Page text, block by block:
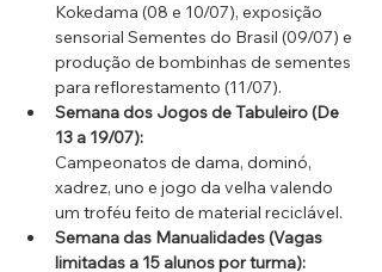
Kokedama (08 e 10/07), exposição
sensorial Sementes do Brasil (09/07) e
produção de bombinhas de sementes
para reflorestamento (11/07).
Semana dos Jogos de Tabuleiro (De
13 a 19/07):
Campeonatos de dama, dominó,
xadrez, uno e jogo da velha valendo
um troféu feito de material reciclável.
Semana das Manualidades (Vagas
limitadas a 15 alunos por turma):